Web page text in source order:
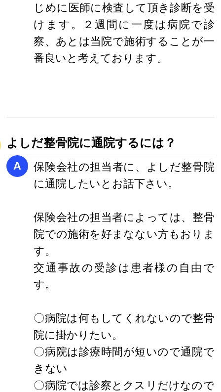
じめに医師に検査して頂き診断を受
けます。２週間に一度は病院で診
察、あとは当院で施術することが一
番良いと考えております。
よしだ整骨院に通院するには？
A
保険会社の担当者に、よしだ整骨院
に通院したいとお話下さい。
保険会社の担当者によっては、整骨
院での施術を好まなない方もおりま
す。
交通事故の受診は患者様の自由で
す。
〇病院は何もしてくれないので整骨
院に掛かりたい。
〇病院は診療時間が短いので通院で
きない
〇病院では診察とクスリだけなので